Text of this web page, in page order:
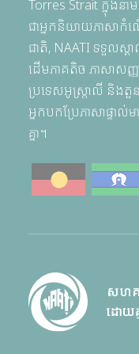
Torres Strait ក្នុងនា
ជាអ្នកនិយាយភាសាកំណើ
ជាតិ, NAATI ទទួលស្គ
ដើមភាគតិច ភាសាស
ប្រទេសអូស្ត្រាលី និងតួ
អ្នកបកប្រែភាសាផ្ទា
គ្នា។
សហគ
ដោយ